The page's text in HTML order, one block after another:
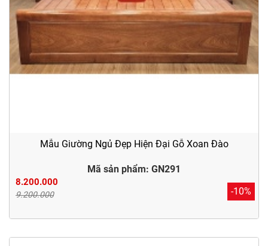
Mẫu Giường Ngủ Đẹp Hiện Đại Gỗ Xoan Đào
Mã sản phẩm: GN291
8.200.000
9.200.000 -10%